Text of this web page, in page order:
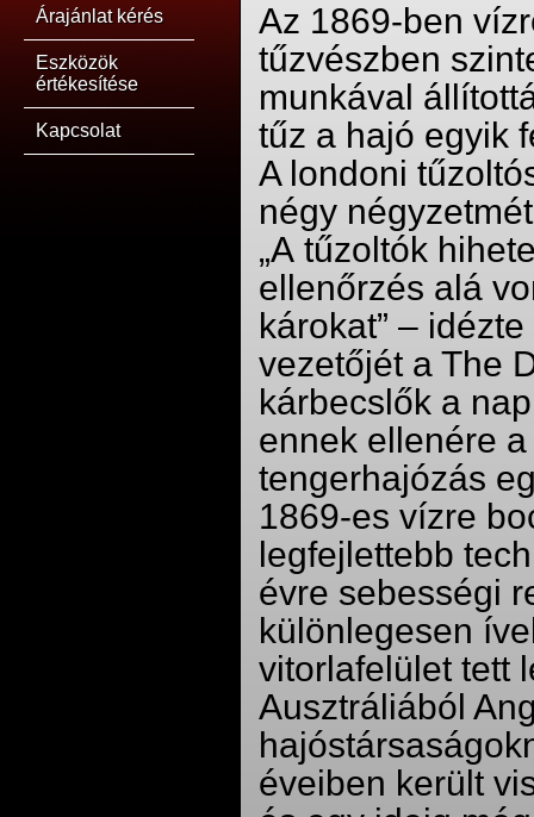
Árajánlat kérés
Eszközök
értékesítése
Kapcsolat
Az 1869-ben
tűzvészben
munkával
tűz a hajó egyik
A londoni
négy
„A tűzoltók
ellenőrzés alá
károkat” –
vezetőjét a The
kárbecslők a
ennek ellenére
tengerhajózás
1869-es vízre
legfejlettebb
évre sebességi
különlegesen
vitorlafelület tett
Ausztráliából
éveiben került